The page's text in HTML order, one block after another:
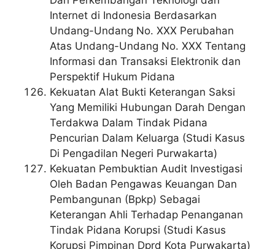
Internet di Indonesia Berdasarkan
Undang-Undang No. XXX Perubahan
Atas Undang-Undang No. XXX Tentang
Informasi dan Transaksi Elektronik dan
Perspektif Hukum Pidana
Kekuatan Alat Bukti Keterangan Saksi
Yang Memiliki Hubungan Darah Dengan
Terdakwa Dalam Tindak Pidana
Pencurian Dalam Keluarga (Studi Kasus
Di Pengadilan Negeri Purwakarta)
Kekuatan Pembuktian Audit Investigasi
Oleh Badan Pengawas Keuangan Dan
Pembangunan (Bpkp) Sebagai
Keterangan Ahli Terhadap Penanganan
Tindak Pidana Korupsi (Studi Kasus
Korupsi Pimpinan Dprd Kota Purwakarta)